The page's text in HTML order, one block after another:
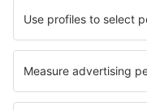
Valladolid Airport
Vitoria-Gasteiz
Zaragoza Airport